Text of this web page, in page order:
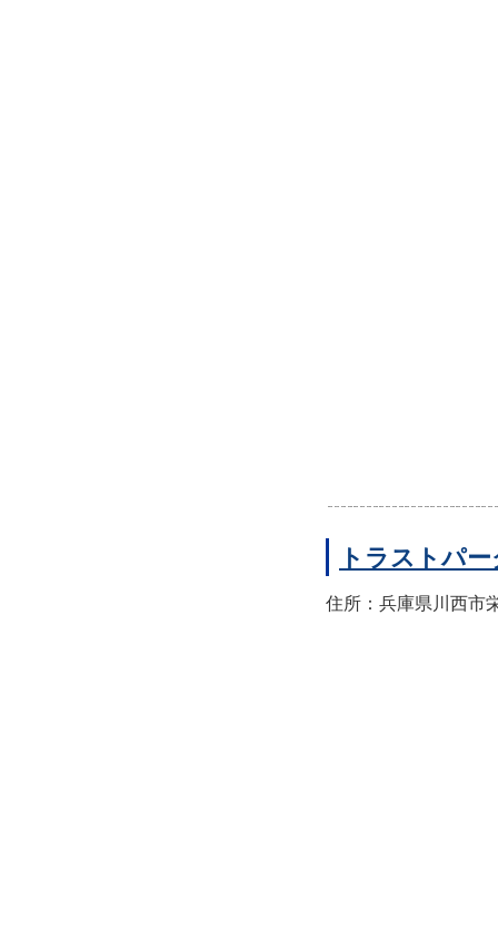
トラストパ
住所：兵庫県川西市